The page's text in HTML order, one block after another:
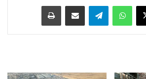
‫X واتساب تيلقرام مشاركة عبر البريد طباعة